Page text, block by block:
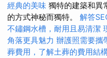
經典的美味 獨特的建築和異
的方式神秘而獨特。 解答
不鏽鋼水槽，耐用且易清潔
角落更具魅力 辦護照需要攜
葬費用，了解土葬的費用結